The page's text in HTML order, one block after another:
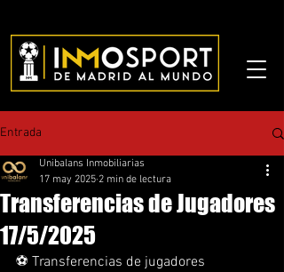
Entrada
Transferencias de Jugadores
17/5/2025
Unibalans Inmobiliarias
17 may 2025 2 min de lectura
⚽ Transferencias de jugadores